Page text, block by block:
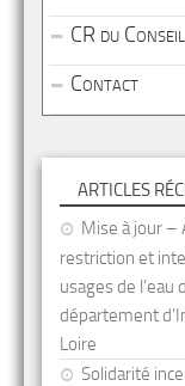
CR du
Contact
ARTICLES
Mise à jour –
restriction et
usages de l’eau
département
Loire
Solidarité